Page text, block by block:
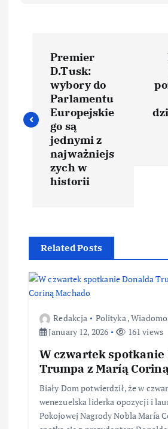
Premier
D.Tusk:
wybory do
Parlamentu
Europejskie
go są
jednymi z
najważniejs
zych w
historii
Related Posts
Redakcja Polityka,
January 12, 2026
161 views
W czwartek spotkanie
Trumpa z Maríą
Biały Dom potwierdził, że w
wenezuelska liderka opozycji i
Pokojowej Nagrody Nobla María